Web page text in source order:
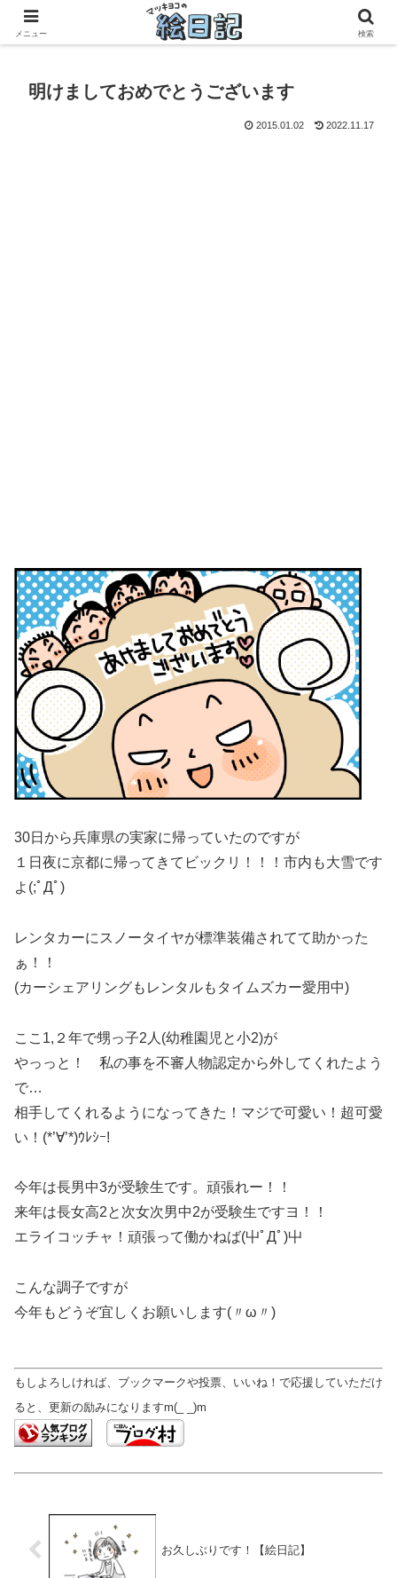
滋賀に移住した50代元主婦、フリーランス×パートの毎日
明けましておめでとうございます
2015.01.02 2022.11.17
30日から兵庫県の実家に帰っていたのですが
１日夜に京都に帰ってきてビックリ！！！市内も大雪です
よ(;ﾟДﾟ)
レンタカーにスノータイヤが標準装備されてて助かった
ぁ！！
(カーシェアリングもレンタルもタイムズカー愛用中)
ここ1,２年で甥っ子2人(幼稚園児と小2)が
やっっと！ 私の事を不審人物認定から外してくれたよう
で…
相手してくれるようになってきた！マジで可愛い！超可愛
い！(*’∀’*)ｳﾚｼｰ!
今年は長男中3が受験生です。頑張れー！！
来年は長女高2と次女次男中2が受験生ですヨ！！
エライコッチャ！頑張って働かねば(屮ﾟДﾟ)屮
こんな調子ですが
今年もどうぞ宜しくお願いします(〃ω〃)
もしよろしければ、ブックマークや投票、いいね！で応援していただけ
ると、更新の励みになりますm(_ _)m
お久しぶりです！【絵日記】
メニュー 検索